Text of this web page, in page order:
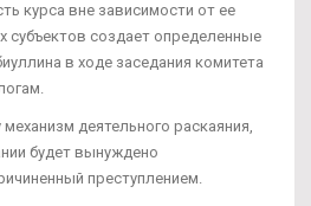
курса вне зависимости от ее
субъектов создает определенные
в ходе заседания комитета
деятельного раскаяния,
будет вынуждено
преступлением.